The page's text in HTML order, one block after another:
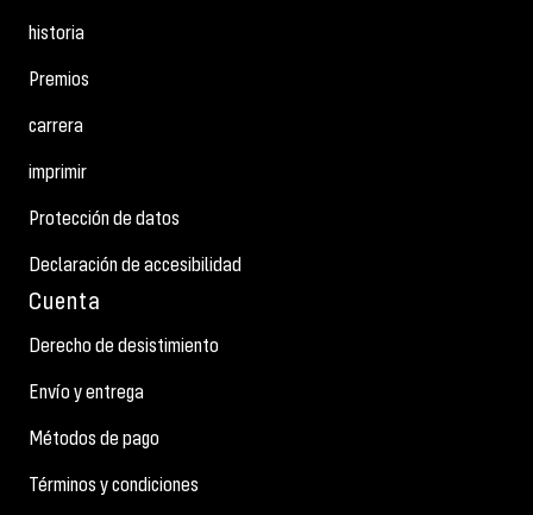
historia
Premios
carrera
imprimir
Protección de datos
Declaración de accesibilidad
Cuenta
Derecho de desistimiento
Envío y entrega
Métodos de pago
Términos y condiciones